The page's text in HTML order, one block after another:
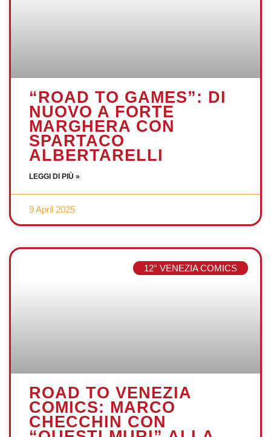
“ROAD TO GAMES”: DI
NUOVO A FORTE
MARGHERA CON
SPARTACO
ALBERTARELLI
LEGGI DI PIÙ »
9 April 2025
12° VENEZIA COMICS
ROAD TO VENEZIA
COMICS: MARCO
CHECCHIN CON